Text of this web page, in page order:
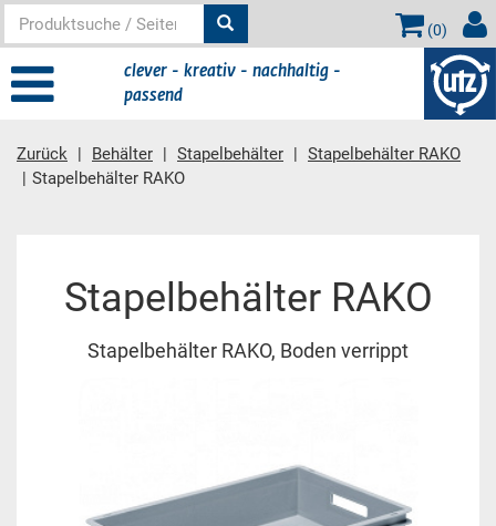
(0)
clever - kreativ - nachhaltig -
passend
Zurück Behälter Stapelbehälter
Stapelbehälter RAKO
Stapelbehälter RAKO
Stapelbehälter RAKO
Stapelbehälter RAKO, Boden verrippt